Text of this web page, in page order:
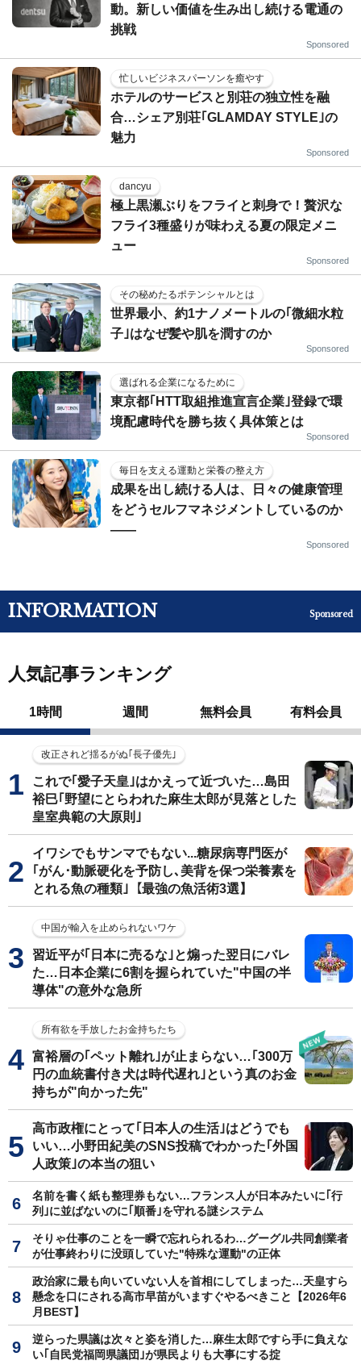
動。新しい価値を生み出し続ける電通の
挑戦
Sponsored
忙しいビジネスパーソンを癒やす
ホテルのサービスと別荘の独立性を融
合…シェア別荘｢GLAMDAY STYLE｣の
魅力
Sponsored
dancyu
極上黒瀬ぶりをフライと刺身で！贅沢な
フライ3種盛りが味わえる夏の限定メニ
ュー
Sponsored
その秘めたるポテンシャルとは
世界最小、約1ナノメートルの｢微細水粒
子｣はなぜ髪や肌を潤すのか
Sponsored
選ばれる企業になるために
東京都｢HTT取組推進宣言企業｣登録で環
境配慮時代を勝ち抜く具体策とは
Sponsored
毎日を支える運動と栄養の整え方
成果を出し続ける人は、日々の健康管理
をどうセルフマネジメントしているのか
——
Sponsored
INFORMATION Sponsored
人気記事ランキング
1時間 週間 無料会員 有料会員
改正されど揺るがぬ｢長子優先｣
これで｢愛子天皇｣はかえって近づいた…島田
裕巳｢野望にとらわれた麻生太郎が見落とした
皇室典範の大原則｣
イワシでもサンマでもない...糖尿病専門医が
｢がん･動脈硬化を予防し､美背を保つ栄養素を
とれる魚の種類｣【最強の魚活術3選】
中国が輸入を止められないワケ
習近平が｢日本に売るな｣と煽った翌日にバレ
た…日本企業に6割を握られていた"中国の半
導体"の意外な急所
所有欲を手放したお金持ちたち
富裕層の｢ペット離れ｣が止まらない…｢300万
円の血統書付き犬は時代遅れ｣という真のお金
持ちが"向かった先"
高市政権にとって｢日本人の生活｣はどうでも
いい…小野田紀美のSNS投稿でわかった｢外国
人政策｣の本当の狙い
名前を書く紙も整理券もない…フランス人が日本みたいに｢行
列｣に並ばないのに｢順番｣を守れる謎システム
そりゃ仕事のことを一瞬で忘れられるわ…グーグル共同創業者
が仕事終わりに没頭していた"特殊な運動"の正体
政治家に最も向いていない人を首相にしてしまった…天皇すら
懸念を口にされる高市早苗がいますぐやるべきこと【2026年6
月BEST】
逆らった県議は次々と姿を消した…麻生太郎ですら手に負えな
い｢自民党福岡県議団｣が県民よりも大事にする掟